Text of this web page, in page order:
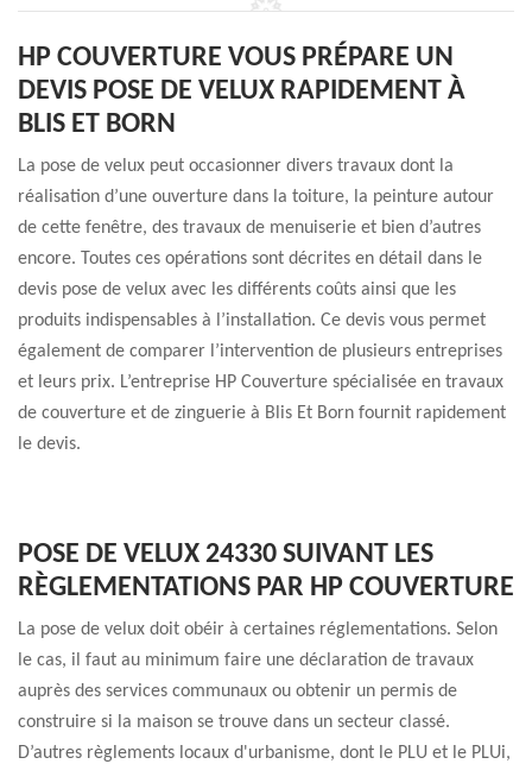
HP COUVERTURE VOUS PRÉPARE UN
DEVIS POSE DE VELUX RAPIDEMENT À
BLIS ET BORN
La pose de velux peut occasionner divers travaux dont la
réalisation d’une ouverture dans la toiture, la peinture autour
de cette fenêtre, des travaux de menuiserie et bien d’autres
encore. Toutes ces opérations sont décrites en détail dans le
devis pose de velux avec les différents coûts ainsi que les
produits indispensables à l’installation. Ce devis vous permet
également de comparer l’intervention de plusieurs entreprises
et leurs prix. L’entreprise HP Couverture spécialisée en travaux
de couverture et de zinguerie à Blis Et Born fournit rapidement
le devis.
POSE DE VELUX 24330 SUIVANT LES
RÈGLEMENTATIONS PAR HP COUVERTURE
La pose de velux doit obéir à certaines réglementations. Selon
le cas, il faut au minimum faire une déclaration de travaux
auprès des services communaux ou obtenir un permis de
construire si la maison se trouve dans un secteur classé.
D’autres règlements locaux d'urbanisme, dont le PLU et le PLUi,